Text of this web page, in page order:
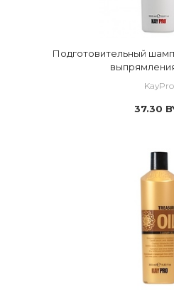
Подготовительный
KayPro
37.30